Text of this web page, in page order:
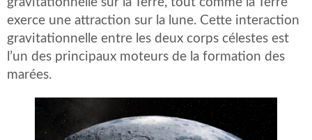
exerce une attraction sur la lune. Cette interaction
gravitationnelle entre les deux corps célestes est
l’un des principaux moteurs de la formation des
marées.